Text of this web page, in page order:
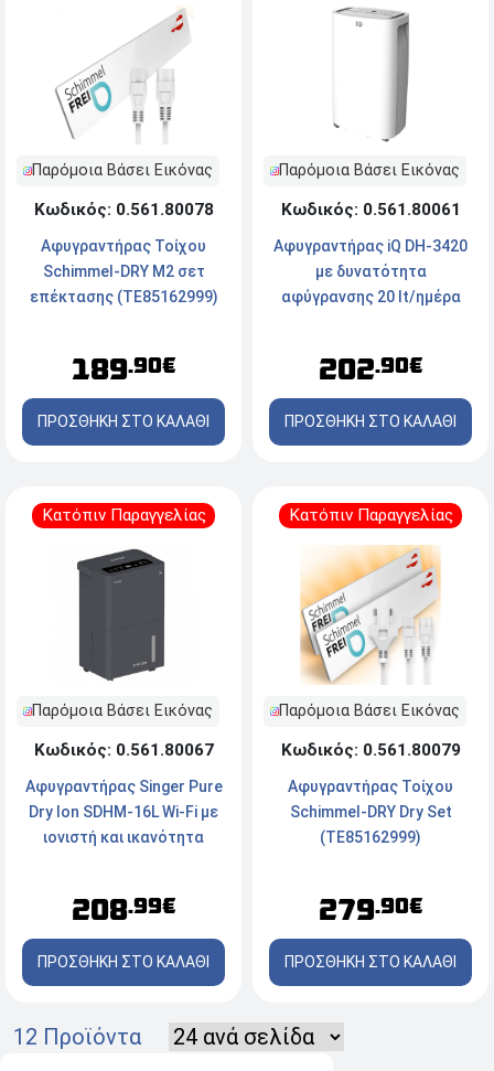
Παρόμοια Βάσει Εικόνας
Κωδικός: 0.561.80078
Αφυγραντήρας Τοίχου
Schimmel-DRY M2 σετ
επέκτασης (TE85162999)
189.90€
ΠΡΟΣΘΗΚΗ ΣΤΟ ΚΑΛΑΘΙ
Παρόμοια Βάσει Εικόνας
Κωδικός: 0.561.80061
Αφυγραντήρας iQ DH-3420
με δυνατότητα
αφύγρανσης 20 lt/ημέρα
202.90€
ΠΡΟΣΘΗΚΗ ΣΤΟ ΚΑΛΑΘΙ
Κατόπιν Παραγγελίας
Παρόμοια Βάσει Εικόνας
Κωδικός: 0.561.80067
Αφυγραντήρας Singer Pure
Dry Ion SDHM-16L Wi-Fi με
ιονιστή και ικανότητα
208.99€
ΠΡΟΣΘΗΚΗ ΣΤΟ ΚΑΛΑΘΙ
Κατόπιν Παραγγελίας
Παρόμοια Βάσει Εικόνας
Κωδικός: 0.561.80079
Αφυγραντήρας Τοίχου
Schimmel-DRY Dry Set
(TE85162999)
279.90€
ΠΡΟΣΘΗΚΗ ΣΤΟ ΚΑΛΑΘΙ
12 Προϊόντα